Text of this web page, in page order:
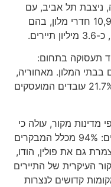
תל אביב, עם
83 בתי מלון. סה"כ בירושלים יש 10,992 חדרי מלון, בהם
תעסוקה בתחום:
המלון. מאחוריה,
ובהפרש קטן מאוד ניצבת אילת עם 21.7% עובדים המועסקים
מקור, עולה כי
ירושלים אהובה במיוחד על הברזילאים: 94% מכלל המבקרים
גם את פולין, הודו,
של התיירים
קדושים לנצרות